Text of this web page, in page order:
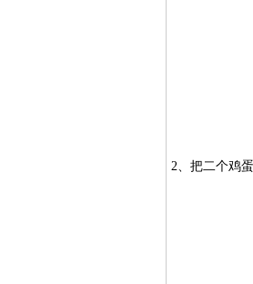
2、把二个鸡